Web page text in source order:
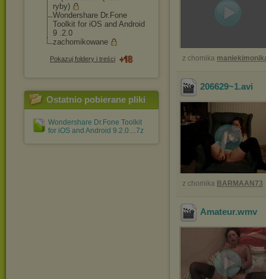
ryby)
Wondershare Dr.Fone
Toolkit for iOS and Android
9 .2.0
zachomikowane
Pokazuj foldery i treści
Ostatnio pobierane pliki
Wondershare Dr.Fone Toolkit
for iOS and Android 9.2.0....7z
z chomika
206629~1.avi
z chomika BARMAAN73
Amateur.wmv